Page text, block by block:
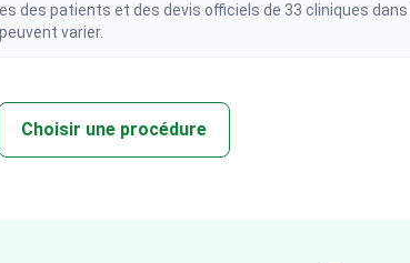
des patients et des devis officiels de 33 cliniques
varier.
Choisir une procédure